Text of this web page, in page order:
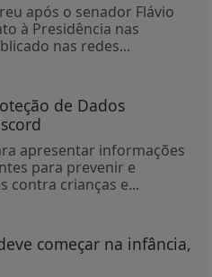
após o senador Flávio
à Presidência nas
nas redes...
de Dados
apresentar informações
para prevenir e
contra crianças e...
começar na infância,